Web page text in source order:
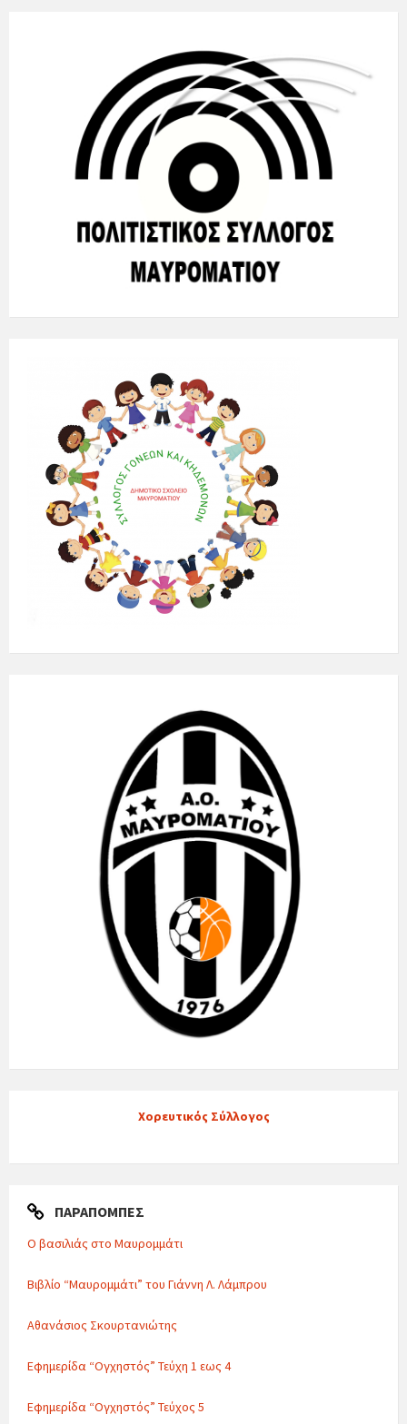
Χορευτικός Σύλλογος
ΠΑΡΑΠΟΜΠΈΣ
Ο βασιλιάς στο Μαυρομμάτι
Βιβλίο “Μαυρομμάτι” του Γιάννη Λ. Λάμπρου
Αθανάσιος Σκουρτανιώτης
Εφημερίδα “Ογχηστός” Τεύχη 1 εως 4
Εφημερίδα “Ογχηστός” Τεύχος 5